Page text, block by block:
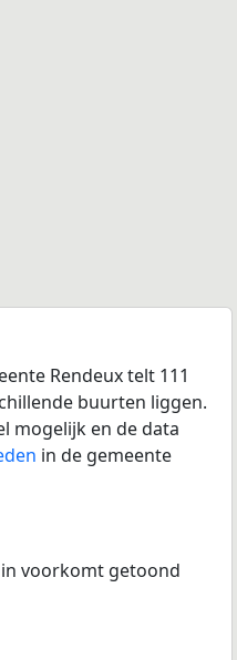
Rendeux telt 111
buurten liggen.
mogelijk en de data
in de gemeente
voorkomt getoond